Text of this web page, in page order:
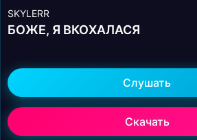
SKYLERR
БОЖЕ, Я ВКОХАЛАСЯ
Слушать
Скачать